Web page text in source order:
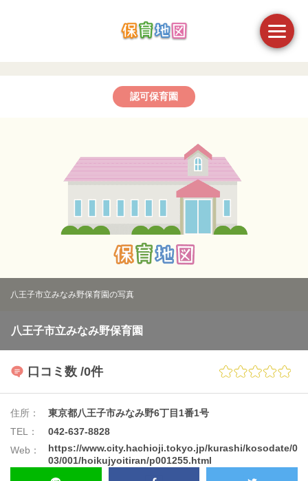
認可保育園
八王子市立みなみ野保育園の写真
八王子市立みなみ野保育園
口コミ数 /0件
住所：
東京都八王子市みなみ野6丁目1番1号
TEL：
042-637-8828
Web：
https://www.city.hachioji.tokyo.jp/kurashi/kosodate/0
03/001/hoikujyoitiran/p001255.html